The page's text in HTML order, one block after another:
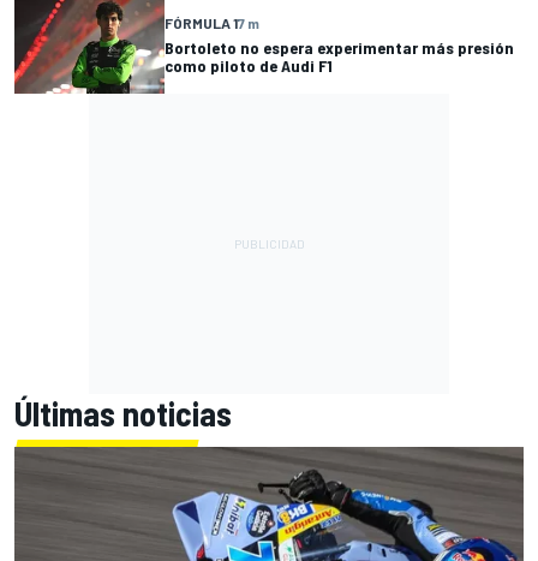
FÓRMULA 17 m
Bortoleto no espera experimentar más presión
como piloto de Audi F1
Últimas noticias